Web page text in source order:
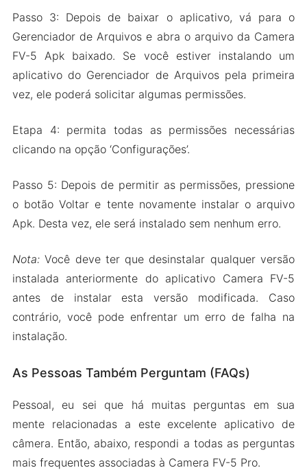
Passo 3: Depois de baixar o aplicativo, vá para o
Gerenciador de Arquivos e abra o arquivo da Camera
FV-5 Apk baixado. Se você estiver instalando um
aplicativo do Gerenciador de Arquivos pela primeira
vez, ele poderá solicitar algumas permissões.
Etapa 4: permita todas as permissões necessárias
clicando na opção ‘Configurações’.
Passo 5: Depois de permitir as permissões, pressione
o botão Voltar e tente novamente instalar o arquivo
Apk. Desta vez, ele será instalado sem nenhum erro.
Nota:Você deve ter que desinstalar qualquer versão
instalada anteriormente do aplicativo Camera FV-5
antes de instalar esta versão modificada. Caso
contrário, você pode enfrentar um erro de falha na
instalação.
As Pessoas Também Perguntam (FAQs)
Pessoal, eu sei que há muitas perguntas em sua
mente relacionadas a este excelente aplicativo de
câmera. Então, abaixo, respondi a todas as perguntas
mais frequentes associadas à Camera FV-5 Pro.